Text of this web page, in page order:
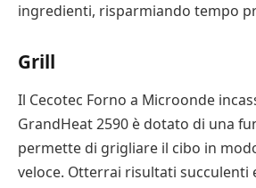
ingredienti, risparmiando tempo
Grill
Il Cecotec Forno a Microonde
GrandHeat 2590 è dotato di una
permette di grigliare il cibo in
veloce. Otterrai risultati succulenti